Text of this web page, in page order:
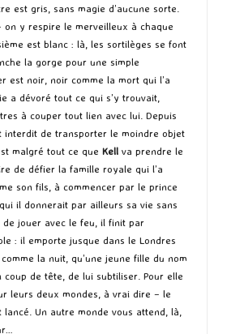
est gris, sans magie d’aucune sorte.
on y respire le merveilleux à chaque
est blanc : là, les sortilèges se font
la gorge pour une simple
est noir, noir comme la mort qui l’a
a dévoré tout ce qui s’y trouvait,
à couper tout lien avec lui. Depuis
interdit de transporter le moindre objet
malgré tout ce que Kell va prendre le
de défier la famille royale qui l’a
son fils, à commencer par le prince
il donnerait par ailleurs sa vie sans
jouer avec le feu, il finit par
: il emporte jusque dans le Londres
la nuit, qu’une jeune fille du nom
coup de tête, de lui subtiliser. Pour elle
leurs deux mondes, à vrai dire – le
Un autre monde vous attend, là,